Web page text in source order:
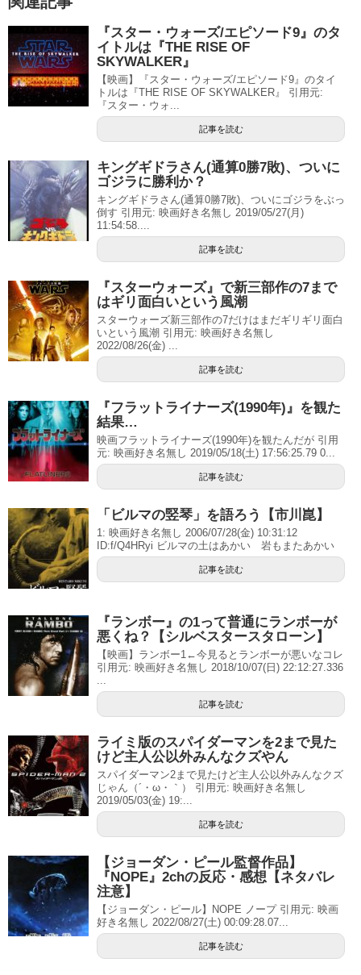
『スター・ウォーズ/エピソード9』のタ
イトルは『THE RISE OF
SKYWALKER』
【映画】『スター・ウォーズ/エピソード9』のタイ
トルは『THE RISE OF SKYWALKER』 引用元:
『スター・ウォ...
記事を読む
キングギドラさん(通算0勝7敗)、ついに
ゴジラに勝利か？
キングギドラさん(通算0勝7敗)、ついにゴジラをぶっ
倒す 引用元: 映画好き名無し 2019/05/27(月)
11:54:58....
記事を読む
『スターウォーズ』で新三部作の7まで
はギリ面白いという風潮
スターウォーズ新三部作の7だけはまだギリギリ面白
いという風潮 引用元: 映画好き名無し
2022/08/26(金) ...
記事を読む
『フラットライナーズ(1990年)』を観た
結果…
映画フラットライナーズ(1990年)を観たんだが 引用
元: 映画好き名無し 2019/05/18(土) 17:56:25.79 0...
記事を読む
「ビルマの竪琴」を語ろう【市川崑】
1: 映画好き名無し 2006/07/28(金) 10:31:12
ID:f/Q4HRyi ビルマの土はあかい 岩もまたあかい
記事を読む
『ランボー』の1って普通にランボーが
悪くね？【シルベスタースタローン】
【映画】ランボー1←今見るとランボーが悪いなコレ
引用元: 映画好き名無し 2018/10/07(日) 22:12:27.336
記事を読む
ライミ版のスパイダーマンを2まで見た
けど主人公以外みんなクズやん
スパイダーマン2まで見たけど主人公以外みんなクズ
じゃん（´・ω・｀） 引用元: 映画好き名無し
2019/05/03(金) 19:...
記事を読む
【ジョーダン・ピール監督作品】
『NOPE』2chの反応・感想【ネタバレ
注意】
【ジョーダン・ピール】NOPE ノープ 引用元: 映画
好き名無し 2022/08/27(土) 00:09:28.07...
記事を読む